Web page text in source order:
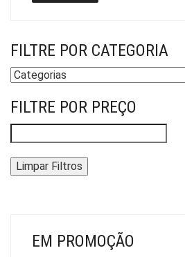
FILTRE POR CATEGORIA
FILTRE POR PREÇO
Limpar Filtros
EM PROMOÇÃO